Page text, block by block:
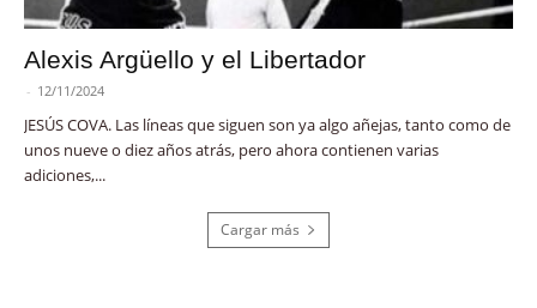
Alexis Argüello y el Libertador
- 12/11/2024
JESÚS COVA. Las líneas que siguen son ya algo añejas, tanto como de
unos nueve o diez años atrás, pero ahora contienen varias
adiciones,...
Cargar más